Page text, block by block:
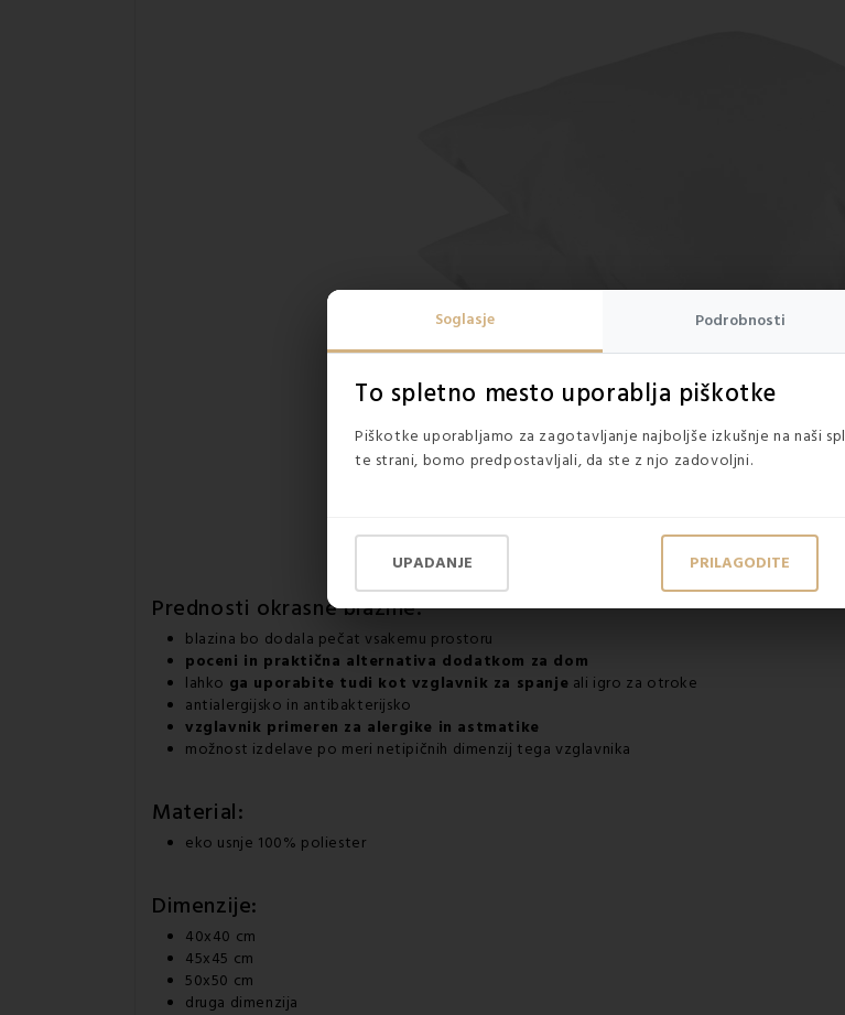
Soglasje Podrobnosti
To spletno mesto uporablja piškotke
Piškotke uporabljamo za zagotavljanje najboljše izkušnje na naši
te strani, bomo predpostavljali, da ste z njo zadovoljni.
UPADANJE PRILAGODITE
Prednosti okrasne blazine:
blazina bo dodala pečat vsakemu prostoru
poceni in praktična alternativa dodatkom za dom
lahko ga uporabite tudi kot vzglavnik za spanje ali igro za otroke
antialergijsko in antibakterijsko
vzglavnik primeren za alergike in astmatike
možnost izdelave po meri netipičnih dimenzij tega vzglavnika
Material:
eko usnje 100% poliester
Dimenzije:
40x40 cm
45x45 cm
50x50 cm
druga dimenzija